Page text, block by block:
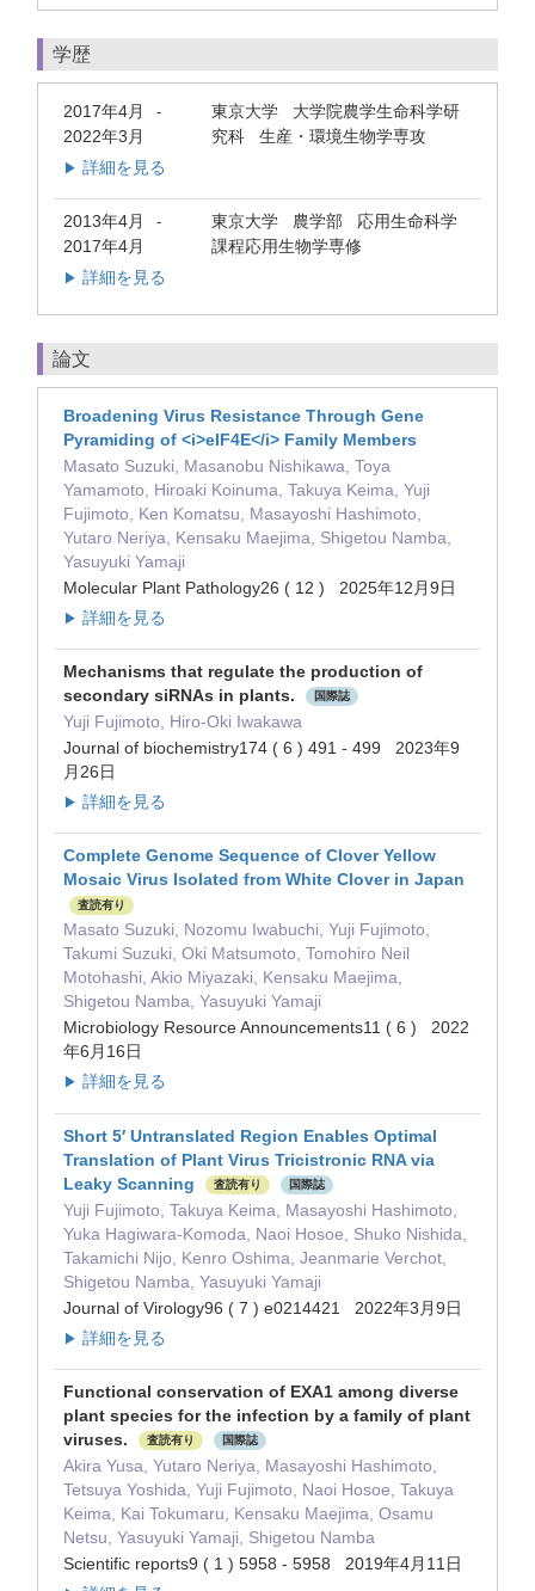
学歴
2017年4月 -
2022年3月
東京大学 大学院農学生命科学研
究科 生産・環境生物学専攻
▶ 詳細を見る
2013年4月 -
2017年4月
東京大学 農学部 応用生命科学
課程応用生物学専修
▶ 詳細を見る
論文
Broadening Virus Resistance Through Gene
Pyramiding of <i>eIF4E</i> Family Members
Masato Suzuki, Masanobu Nishikawa, Toya
Yamamoto, Hiroaki Koinuma, Takuya Keima, Yuji
Fujimoto, Ken Komatsu, Masayoshi Hashimoto,
Yutaro Neriya, Kensaku Maejima, Shigetou Namba,
Yasuyuki Yamaji
Molecular Plant Pathology26 ( 12 ) 2025年12月9日
▶ 詳細を見る
Mechanisms that regulate the production of
secondary siRNAs in plants.
国際誌
Yuji Fujimoto, Hiro-Oki Iwakawa
Journal of biochemistry174 ( 6 ) 491 - 499 2023年9
月26日
▶ 詳細を見る
Complete Genome Sequence of Clover Yellow
Mosaic Virus Isolated from White Clover in Japan
査読有り
Masato Suzuki, Nozomu Iwabuchi, Yuji Fujimoto,
Takumi Suzuki, Oki Matsumoto, Tomohiro Neil
Motohashi, Akio Miyazaki, Kensaku Maejima,
Shigetou Namba, Yasuyuki Yamaji
Microbiology Resource Announcements11 ( 6 ) 2022
年6月16日
▶ 詳細を見る
Short 5′ Untranslated Region Enables Optimal
Translation of Plant Virus Tricistronic RNA via
Leaky Scanning
査読有り 国際誌
Yuji Fujimoto, Takuya Keima, Masayoshi Hashimoto,
Yuka Hagiwara-Komoda, Naoi Hosoe, Shuko Nishida,
Takamichi Nijo, Kenro Oshima, Jeanmarie Verchot,
Shigetou Namba, Yasuyuki Yamaji
Journal of Virology96 ( 7 ) e0214421 2022年3月9日
▶ 詳細を見る
Functional conservation of EXA1 among diverse
plant species for the infection by a family of plant
viruses.
査読有り 国際誌
Akira Yusa, Yutaro Neriya, Masayoshi Hashimoto,
Tetsuya Yoshida, Yuji Fujimoto, Naoi Hosoe, Takuya
Keima, Kai Tokumaru, Kensaku Maejima, Osamu
Netsu, Yasuyuki Yamaji, Shigetou Namba
Scientific reports9 ( 1 ) 5958 - 5958 2019年4月11日